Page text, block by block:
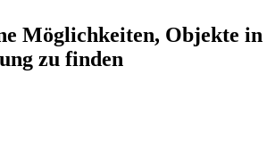
Möglichkeiten, Objekte in
zu finden